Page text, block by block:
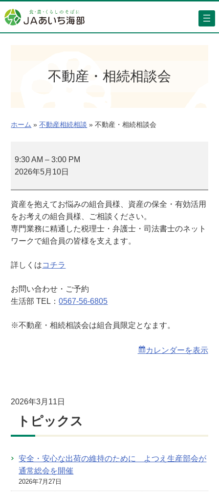
容
を
不動産・相続相談会
ホーム » 不動産相続相談 » 不動産・相続相談会
動
産
続
相
談
会
9:30 AM –3:00 PM
2026年5月10日
資産を抱えてお悩みの組合員様、資産の保全・有効活用
をお考えの組合員様、ご相談ください。
専門業務に精通した税理士・弁護士・司法書士のネット
ワークで組合員の皆様を支えます。
詳しくはコチラ
お問い合わせ・ご予約
生活部 TEL：0567-56-6805
※不動産・相続相談会は組合員限定となます。
カレンダーを表示
2026年3月11日
トピックス
安全・安心な出荷の維持のために よつえ生産部会が
通常総会を開催
2026年7月27日